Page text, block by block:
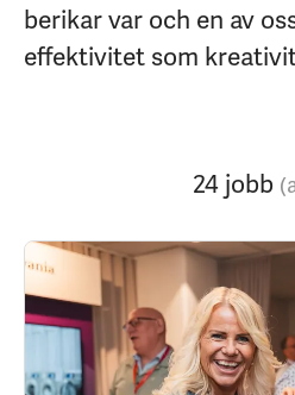
berikar var och en av
effektivitet som
24 jobb